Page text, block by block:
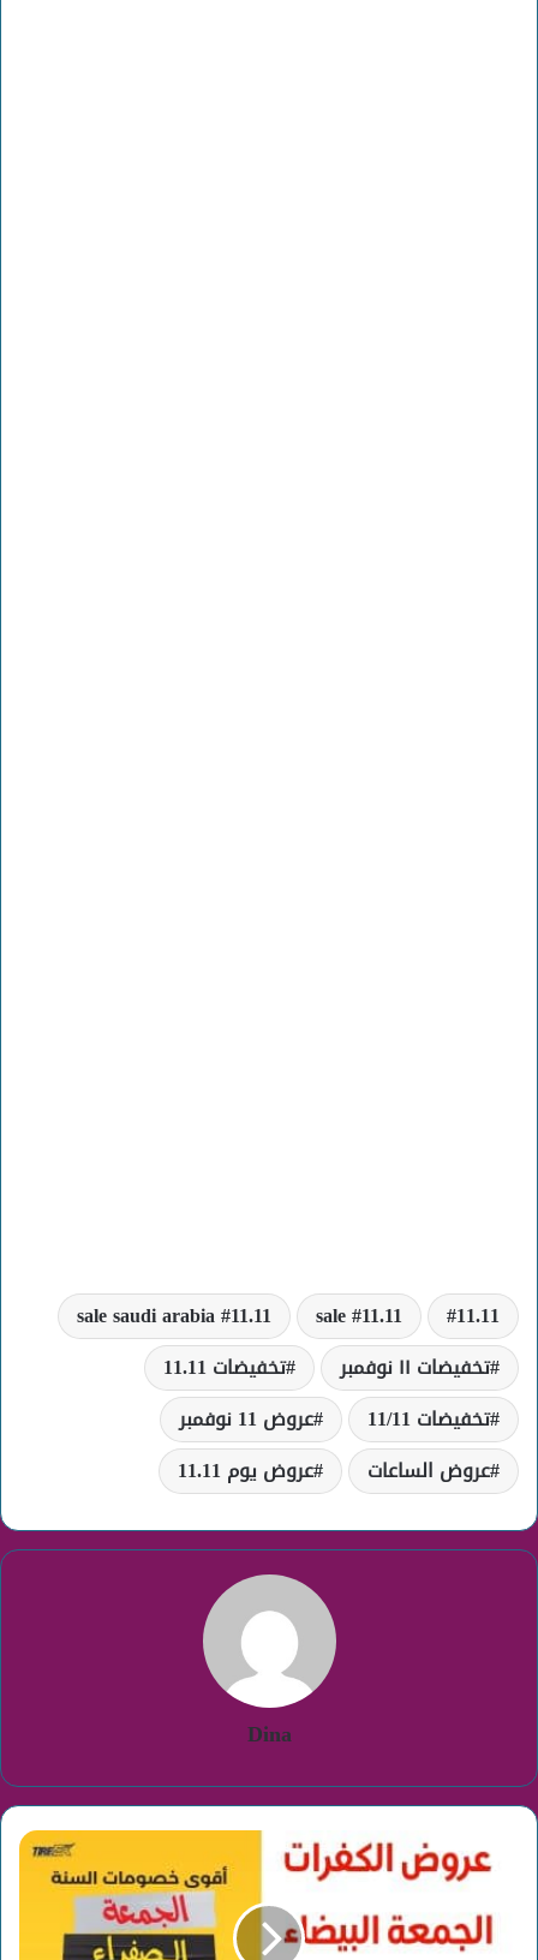
11.11
11.11 sale
11.11 sale saudi arabia
تخفيضات ١١ نوفمبر
تخفيضات 11.11
تخفيضات 11/11
عروض 11 نوفمبر
عروض الساعات
عروض يوم 11.11
Dina
الكفرات
البيضاء
2025